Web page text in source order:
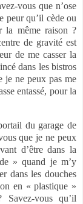
vous que n’ose
peur qu’il cède ou
la même raison ?
de gravité est
de me casser la
dans les bistros
ne peux pas me
entassé, pour la
du garage de
que je ne peux
d’être dans la
» quand je m’y
dans les douches
en « plastique »
vous qu’il